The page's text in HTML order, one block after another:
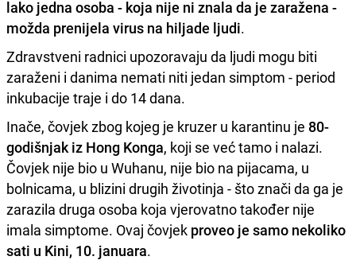
lako jedna osoba - koja nije ni znala da je zaražena -
možda prenijela virus na hiljade ljudi.
Zdravstveni radnici upozoravaju da ljudi mogu biti
zaraženi i danima nemati niti jedan simptom - period
inkubacije traje i do 14 dana.
Inače, čovjek zbog kojeg je kruzer u karantinu je 80-
godišnjak iz Hong Konga, koji se već tamo i nalazi.
Čovjek nije bio u Wuhanu, nije bio na pijacama, u
bolnicama, u blizini drugih životinja - što znači da ga je
zarazila druga osoba koja vjerovatno također nije
imala simptome. Ovaj čovjek proveo je samo nekoliko
sati u Kini, 10. januara.